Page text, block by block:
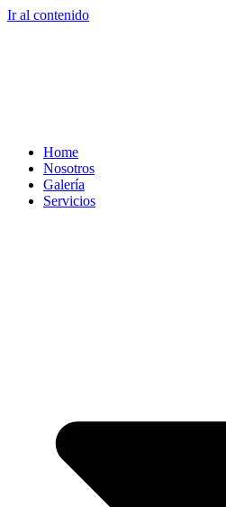
Ir al contenido
Home
Nosotros
Galería
Servicios